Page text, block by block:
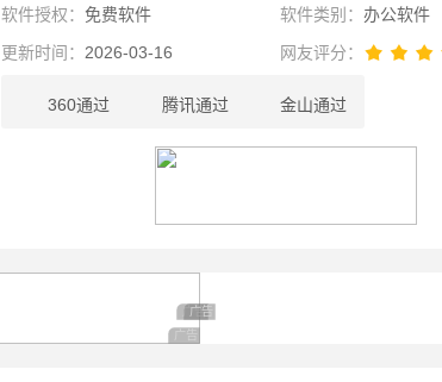
软件授权： 免费软件 软件类别：办公软件
更新时间： 2026-03-16 网友评分：
360通过 腾讯通过 金山通过
广告 商业广告，理性选择
广告 商业广告，理性选择
广告 商业广告，理性选择